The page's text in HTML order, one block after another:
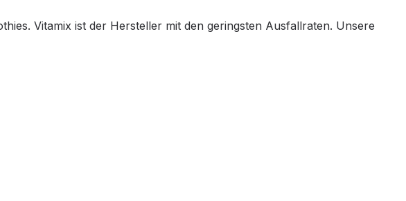
Vitamix ist der Hersteller mit den geringsten Ausfallraten. Unsere